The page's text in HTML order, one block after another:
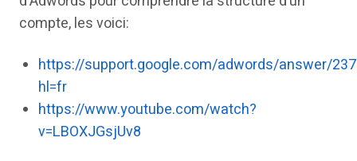
compte, les voici:
https://support.google.com/adwords/answer/
hl=fr
https://www.youtube.com/watch?
v=LBOXJGsjUv8